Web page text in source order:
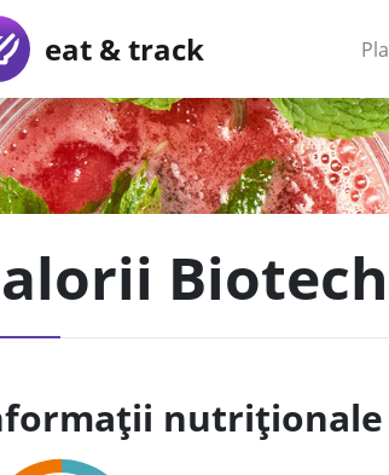
eat & track
nutriționale